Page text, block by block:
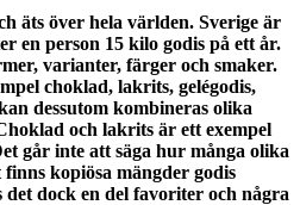
äts över hela världen. Sverige är
en person 15 kilo godis på ett år.
varianter, färger och smaker.
choklad, lakrits, gelégodis,
dessutom kombineras olika
och lakrits är ett exempel
går inte att säga hur många olika
kopiösa mängder godis
dock en del favoriter och några